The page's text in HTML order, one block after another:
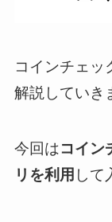
コインチェッ
解説していき
今回はコイン
リを利用 して